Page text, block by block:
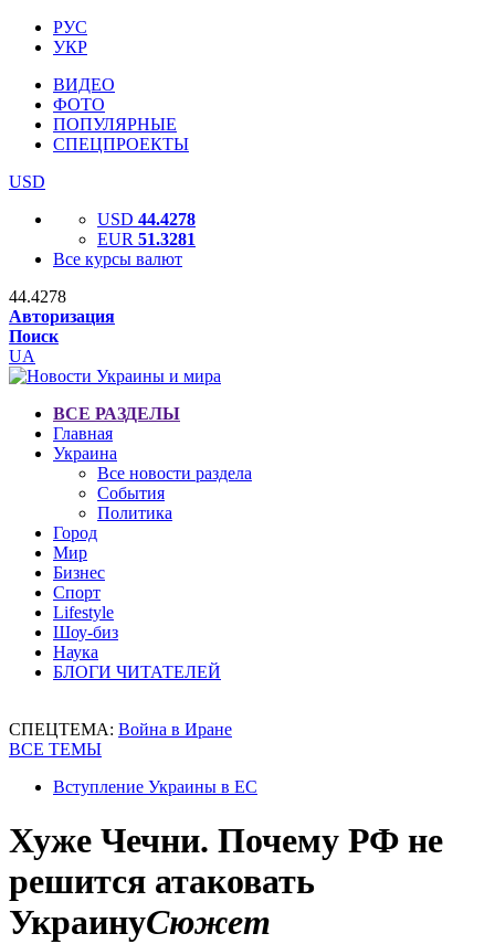
РУС
УКР
ВИДЕО
ФОТО
ПОПУЛЯРНЫЕ
СПЕЦПРОЕКТЫ
USD
USD 44.4278
EUR 51.3281
Все курсы валют
44.4278
Авторизация
Поиск
UA
ВСЕ РАЗДЕЛЫ
Главная
Украина
Все новости раздела
События
Политика
Город
Мир
Бизнес
Спорт
Lifestyle
Шоу-биз
Наука
БЛОГИ ЧИТАТЕЛЕЙ
СПЕЦТЕМА: Война в Иране
ВСЕ ТЕМЫ
Вступление Украины в ЕС
Хуже Чечни. Почему РФ не
решится атаковать
УкраинуСюжет